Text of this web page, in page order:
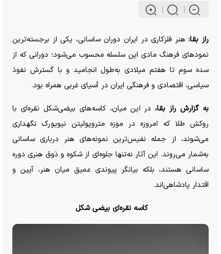
راز بقا:هنر فلزکاری در ایران دوران ساسانی، یکی از برجسته‌ترین
نمود‌های فرهنگ مادی این سلسله محسوب می‌شود؛ دورانی که از
سده سوم تا هفتم میلادی به‌طول انجامید و با گسترش نفوذ
سیاسی، اقتصادی و فرهنگی ایران در آسیای غربی همراه بود.
به گزارش راز بقا، در این میان، کاسه‌های بیضی‌شکل نقره‌ای با
روکش طلا که امروزه در موزه متروپولیتن نیویورک نگهداری
می‌شوند، از جمله نفیس‌ترین نمونه‌های هنر درباری ساسانی
به‌شمار می‌روند. این آثار نه‌تنها جلوه‌ای از شکوه و ذوق هنری دوره
ساسانی هستند، بلکه بیانگر پیوندی عمیق میان هنر، آیین و
اقتدار پادشاهی‌اند.
کاسه نقره‌ای بیضی شکل